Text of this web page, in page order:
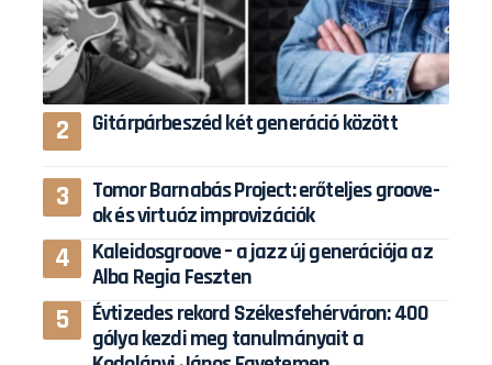
Gitárpárbeszéd két generáció között
Tomor Barnabás Project: erőteljes groove-
ok és virtuóz improvizációk
Kaleidosgroove – a jazz új generációja az
Alba Regia Feszten
Évtizedes rekord Székesfehérváron: 400
gólya kezdi meg tanulmányait a